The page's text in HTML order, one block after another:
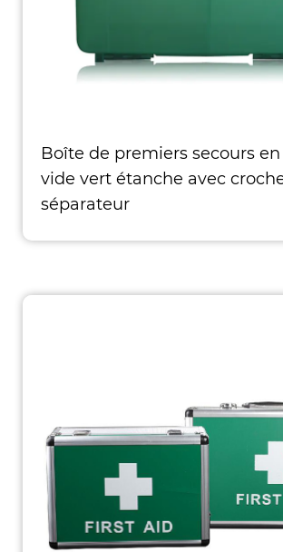
Boîte de premiers secours
vide vert étanche avec
séparateur